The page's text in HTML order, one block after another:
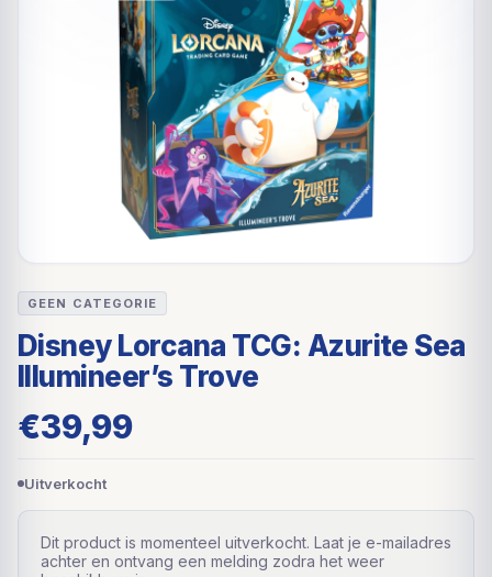
GEEN CATEGORIE
Disney Lorcana TCG: Azurite Sea
Illumineer’s Trove
€39,99
Uitverkocht
Dit product is momenteel uitverkocht. Laat je e-mailadres
achter en ontvang een melding zodra het weer